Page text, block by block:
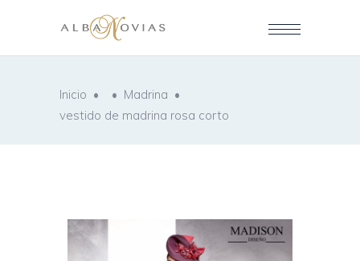
Inicio • • Madrina •
vestido de madrina rosa corto